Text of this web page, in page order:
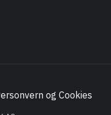
og Cookies